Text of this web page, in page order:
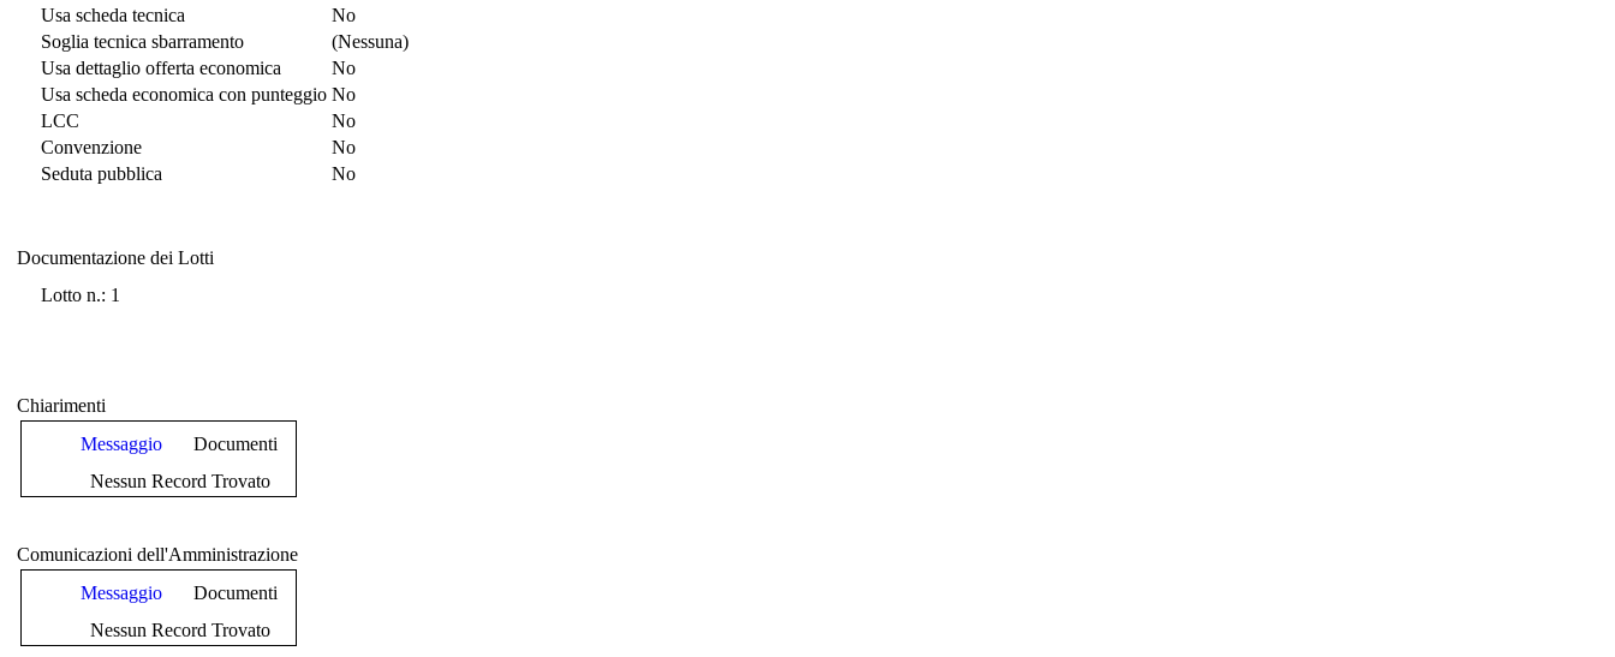
Usa scheda tecnica
No
Soglia tecnica sbarramento
(Nessuna)
Usa dettaglio offerta economica
No
Usa scheda economica con punteggio No
LCC
No
Convenzione
No
Seduta pubblica
No
Documentazione dei Lotti
Lotto n.: 1
Chiarimenti
Messaggio
Documenti
Nessun Record Trovato
Comunicazioni dell'Amministrazione
Messaggio
Documenti
Nessun Record Trovato